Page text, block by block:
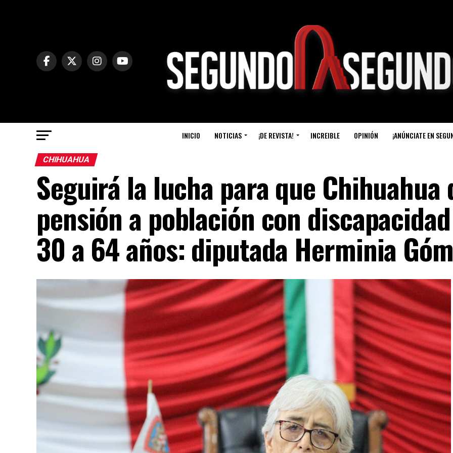
INICIO NOTICIAS ¡DE REVISTA! INCREIBLE OPINIÓN ¡ANÚNCIATE EN
CHIHUAHUA
Seguirá la lucha para que Chihuahua
pensión a población con
30 a 64 años: diputada Herminia